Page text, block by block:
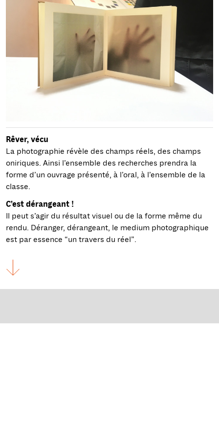
Rêver, vécu
La photographie révèle des champs réels, des champs
oniriques. Ainsi l’ensemble des recherches prendra la
forme d’un ouvrage présenté, à l’oral, à l’ensemble de la
classe.
C’est dérangeant !
Il peut s’agir du résultat visuel ou de la forme même du
rendu. Déranger, dérangeant, le medium photographique
est par essence “un travers du réel”.